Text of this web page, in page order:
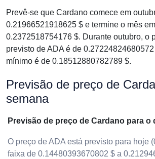
Prevê-se que Cardano comece em
0.21966521918625 $ e termine o mês em
0.2372518754176 $. Durante outubro, o
previsto de ADA é de
mínimo é de 0.18512880782789 $.
Previsão de preço de
semana
Previsão de preço de Cardano para o
O preço de ADA está previsto para hoje
faixa de 0.14480393670802 $ a